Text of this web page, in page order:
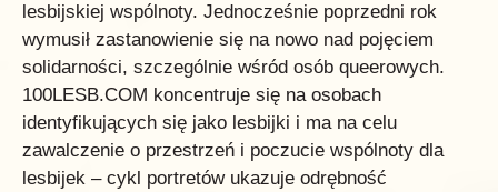
lesbijskiej wspólnoty. Jednocześnie poprzedni rok
wymusił zastanowienie się na nowo nad pojęciem
solidarności, szczególnie wśród osób queerowych.
100LESB.COM koncentruje się na osobach
identyfikujących się jako lesbijki i ma na celu
zawalczenie o przestrzeń i poczucie wspólnoty dla
lesbijek – cykl portretów ukazuje odrębność